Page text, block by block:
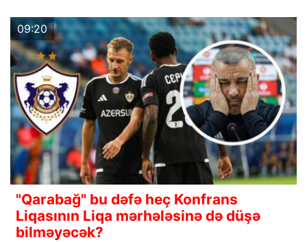
09:20
"Qarabağ" bu dəfə heç Konfrans
Liqasının Liqa mərhələsinə də düşə
bilməyəcək?